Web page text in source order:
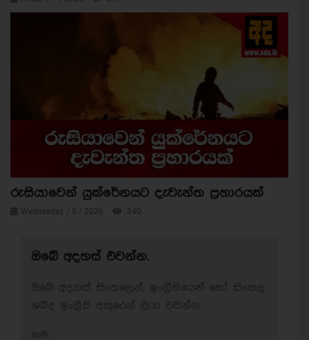
රුසියාවෙන් යුක්රේනයට දැවැන්ත ප්‍රහාරයක්
Wednesday / 5 / 2026 340
ඔබේ අදහස් එවන්න.